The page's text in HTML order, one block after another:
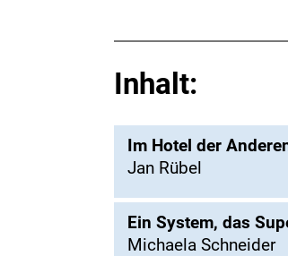
Inhalt:
Im Hotel der
Jan Rübel
Ein System, das
Michaela Schneider